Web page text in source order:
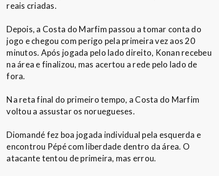
reais criadas.
Depois, a Costa do Marfim passou a tomar conta do
jogo e chegou com perigo pela primeira vez aos 20
minutos. Após jogada pelo lado direito, Konan recebeu
na área e finalizou, mas acertou a rede pelo lado de
fora.
Na reta final do primeiro tempo, a Costa do Marfim
voltou a assustar os noruegueses.
Diomandé fez boa jogada individual pela esquerda e
encontrou Pépé com liberdade dentro da área. O
atacante tentou de primeira, mas errou.